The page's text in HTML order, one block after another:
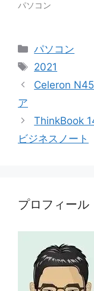
パソコン
カ
テ
リ
パソコン
タ
グ
2021
Celeron
ア
ThinkBook
ビジネスノート
プロフィール